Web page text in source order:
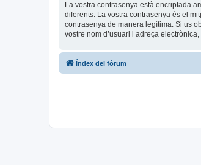
La vostra contrasenya està encriptada
diferents. La vostra contrasenya és el
contrasenya de manera legítima. Si us
vostre nom d’usuari i adreça
Índex del fòrum